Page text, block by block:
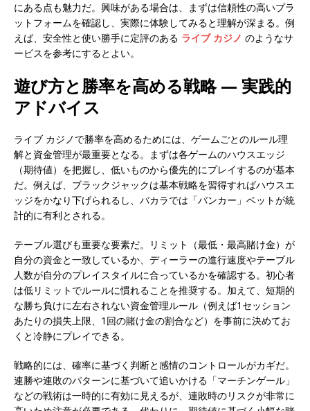
にある点も魅力だ。興味がある場合は、まずは信頼性の高いプラ
ットフォームを確認し、実際に体験してみると理解が深まる。例
えば、安全性と使い勝手に定評のある ライブ カジノ のようなサ
ービスを参考にするとよい。
遊び方と勝率を高める戦略 — 実践的
アドバイス
ライブ カジノで勝率を高めるためには、ゲームごとのルール理
解と資金管理が最重要となる。まずは各ゲームのハウスエッジ
（期待値）を把握し、低いものから優先的にプレイするのが基本
だ。例えば、ブラックジャックは基本戦略を習得すればハウスエ
ッジをかなり下げられるし、バカラでは「バンカー」ベットが統
計的に有利とされる。
テーブル選びも重要な要素だ。リミット（最低・最高賭け金）が
自分の資金と一致しているか、ディーラーの進行速度やテーブル
人数が自分のプレイスタイルに合っているかを確認する。初心者
は低リミットでルールに慣れることを推奨する。加えて、短期的
な勝ち負けに左右されない資金管理ルール（例えば1セッション
あたりの損失上限、1回の賭け金の割合など）を事前に決めてお
くと冷静にプレイできる。
戦略的には、確率に基づく判断と感情のコントロールがカギだ。
連勝や連敗のパターンに基づいて追いかける「マーチンゲール」
などの戦術は一時的に有効に見えるが、連敗時のリスクが非常に